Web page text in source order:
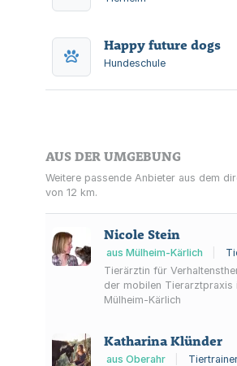
Happy future dogs
Hundeschule
AUS DER UMGEBUNG
Weitere passende Anbieter aus dem
von 12 km.
Nicole Stein
aus Mülheim-Kärlich
Tierärztin für
der mobilen Tierarztpraxis
Mülheim-Kärlich
Katharina Klünder
aus Oberahr